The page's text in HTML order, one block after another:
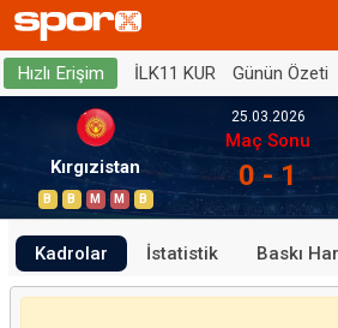
Hızlı Erişim İLK11 KUR Günün Özeti
Kırgızistan
B B M M B
25.03.2026
Maç Sonu
0 - 1
Kadrolar İstatistik Baskı